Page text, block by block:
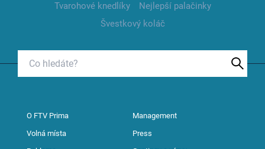
Tvarohové knedlíky
Nejlepší palačinky
Švestkový koláč
O FTV Prima Management
Volná místa Press